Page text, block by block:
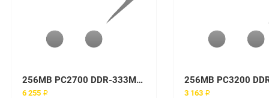
256MB PC2700 DDR-333MHz ECC Unbuffered
6 255 ₽ 3 163 ₽